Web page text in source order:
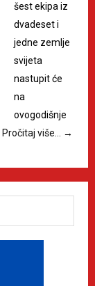
šest ekipa iz
dvadeset i
jedne zemlje
svijeta
nastupit će
na
ovogodišnje
Pročitaj više… →